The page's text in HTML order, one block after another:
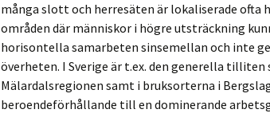
många slott och herresäten är lokaliserade ofta
områden där människor i högre utsträckning
horisontella samarbeten sinsemellan och inte
överheten. I Sverige är t.ex. den generella
Mälardalsregionen samt i bruksorterna i
beroendeförhållande till en dominerande